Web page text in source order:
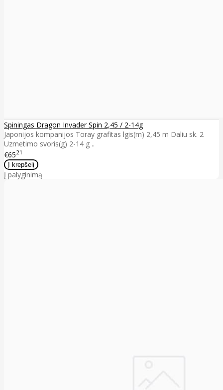
Spiningas Dragon Invader Spin 2,45 / 2-14g
Japonijos kompanijos Toray grafitas lgis(m) 2,45 m Daliu sk. 2
Uzmetimo svoris(g) 2-14 g ..
€6521
Į palyginimą